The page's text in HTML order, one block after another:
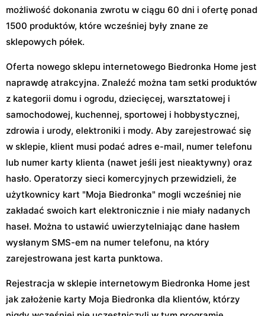
możliwość dokonania zwrotu w ciągu 60 dni i ofertę ponad
1500 produktów, które wcześniej były znane ze
sklepowych półek.
Oferta nowego sklepu internetowego Biedronka Home jest
naprawdę atrakcyjna. Znaleźć można tam setki produktów
z kategorii domu i ogrodu, dziecięcej, warsztatowej i
samochodowej, kuchennej, sportowej i hobbystycznej,
zdrowia i urody, elektroniki i mody. Aby zarejestrować się
w sklepie, klient musi podać adres e-mail, numer telefonu
lub numer karty klienta (nawet jeśli jest nieaktywny) oraz
hasło. Operatorzy sieci komercyjnych przewidzieli, że
użytkownicy kart "Moja Biedronka" mogli wcześniej nie
zakładać swoich kart elektronicznie i nie miały nadanych
haseł. Można to ustawić uwierzytelniając dane hasłem
wysłanym SMS-em na numer telefonu, na który
zarejestrowana jest karta punktowa.
Rejestracja w sklepie internetowym Biedronka Home jest
jak założenie karty Moja Biedronka dla klientów, którzy